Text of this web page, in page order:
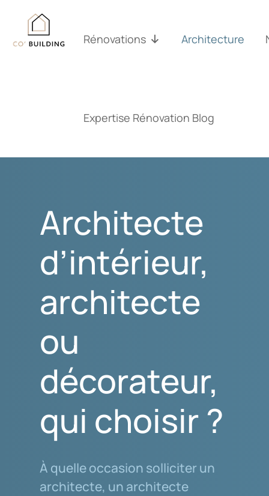
contenu
Rénovations Architecture
Expertise Rénovation Blog
Architecte
d’intérieur,
architecte
ou
décorateur,
qui choisir ?
À quelle occasion solliciter un
architecte, un architecte